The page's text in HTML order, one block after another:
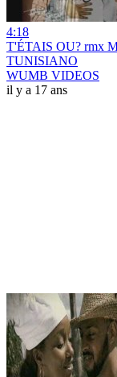
4:18
T'ÉTAIS OU? rmx
TUNISIANO
WUMB VIDEOS
il y a 17 ans